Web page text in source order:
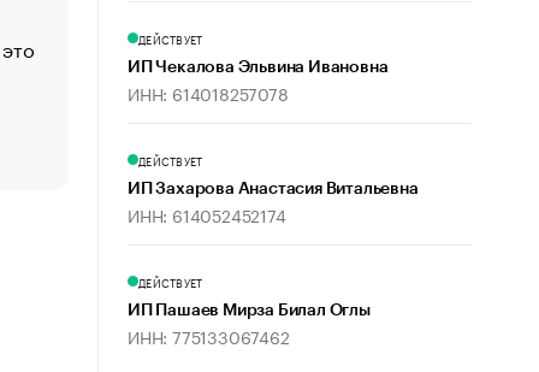
Стресс обеспеченных людей: почему рост доходов
Что обвинения против Павла Дурова значат для
ДЕЙСТВУЕТ
ИП Чекалова Эльвина Ивановна
ИНН: 614018257078
ДЕЙСТВУЕТ
ИП Захарова Анастасия Витальевна
ИНН: 614052452174
ДЕЙСТВУЕТ
ИП Пашаев Мирза Билал Оглы
ИНН: 775133067462